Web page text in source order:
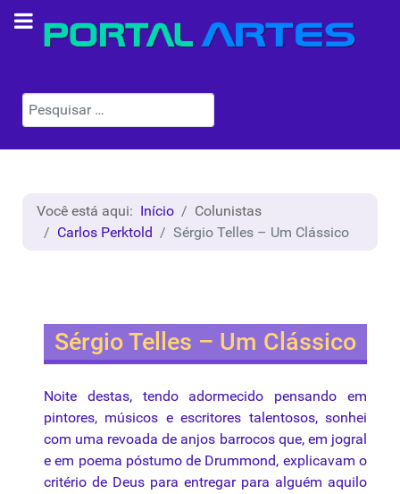
Pesquisar
Você está aqui: Início
Colunistas
Carlos Perktold
Sérgio Telles – Um Clássico
Sérgio Telles – Um Clássico
Noite destas, tendo adormecido pensando em
pintores, músicos eescritores talentosos,sonhei
com uma revoada de anjos barrocos que, em jogral
e em poema póstumode Drummond, explicavam o
critério de Deus para entregar para alguém aquilo